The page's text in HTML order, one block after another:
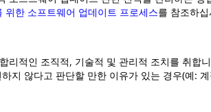
한 소프트웨어 업데이트 프로세스를 참조하
리적인 조직적, 기술적 및 관리적 조치를 취
지 않다고 판단할 만한 이유가 있는 경우(예: